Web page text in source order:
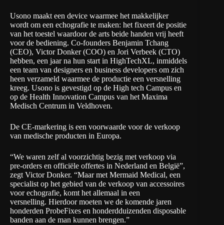
Usono maakt een device waarmee het makkelijker
wordt om een echografie te maken: het fixeert de positie
van het toestel waardoor de arts beide handen vrij heeft
voor de bediening. Co-founders Benjamin Tchang
(CEO), Victor Donker (COO) en Jori Verbeek (CTO)
hebben, een jaar na hun start in HighTechXL, inmiddels
een team van designers en business developers om zich
heen verzameld waarmee de productie een versnelling
kreeg. Usono is gevestigd op de High tech Campus en
op de Health Innovation Campus van het Maxima
Medisch Centrum in Veldhoven.
De CE-markering is een voorwaarde voor de verkoop
van medische producten in Europa.
“We waren zelf al voorzichtig bezig met verkoop via
pre-orders en officiële offertes in Nederland en België”,
zegt Victor Donker. “Maar met Mermaid Medical, een
specialist op het gebied van de verkoop van accessoires
voor echografie, komt het allemaal in een
versnelling. Hierdoor moeten we de komende jaren
honderden ProbeFixes en honderdduizenden disposable
banden aan de man kunnen brengen.”